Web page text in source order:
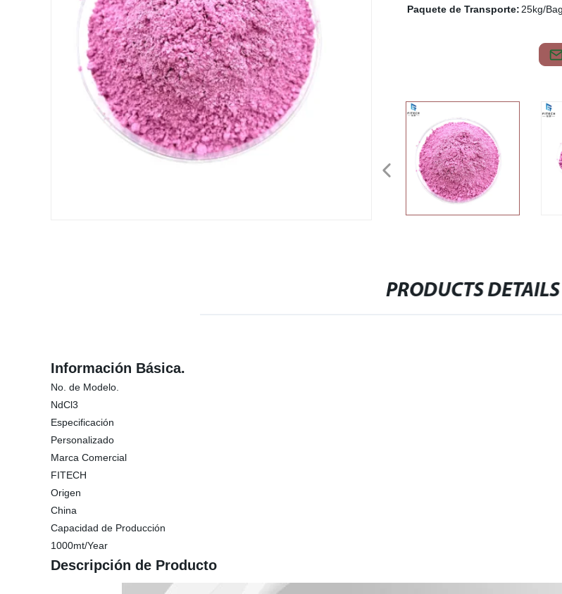
Paquete de Transporte: 25kg/
PRODUCTS DETAILS
Información Básica.
No. de Modelo.
NdCl3
Especificación
Personalizado
Marca Comercial
FITECH
Origen
China
Capacidad de Producción
1000mt/Year
Descripción de Producto